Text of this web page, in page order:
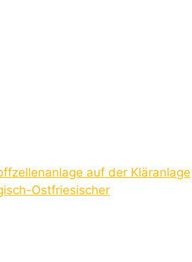
auf der Kläranlage
Ostfriesischer